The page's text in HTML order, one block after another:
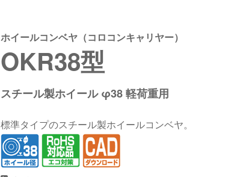
ホイールコンベヤ（コロコンキャリヤー）
OKR38型
スチール製ホイール φ38 軽荷重用
標準タイプのスチール製ホイールコンベヤ。